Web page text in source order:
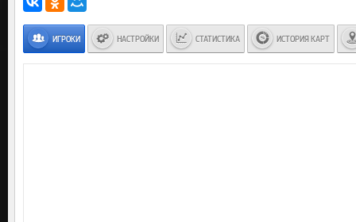
ИГРОКИ НАСТРОЙКИ СТАТИСТИКА ИСТОРИЯ КАРТ